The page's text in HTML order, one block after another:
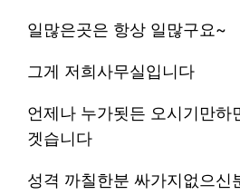
일많은곳은 항상 일많구요~
그게 저희사무실입니다
언제나 누가됫든 오시기만하
겟습니다
성격 까칠한분 싸가지없으신